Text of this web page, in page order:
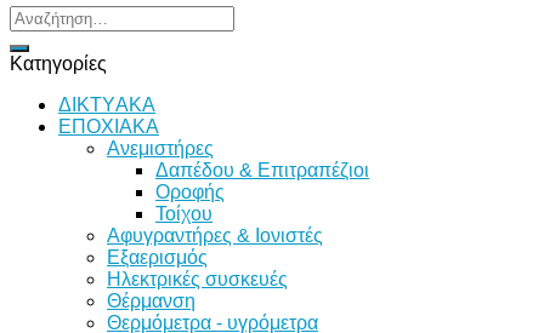
ΚΑΙ
ΚΟΝΤΡΟΛ
Φ122
DC
35W
ποσότητα
Αναζήτηση
για:
Κατηγορίες
ΔΙKTΥAKA
ΕΠΟΧΙΑΚΑ
Ανεμιστήρες
Δαπέδου & Επιτραπέζιοι
Οροφής
Τοίχου
Αφυγραντήρες & Ιονιστές
Εξαερισμός
Ηλεκτρικές συσκευές
Θέρμανση
Θερμόμετρα - υγρόμετρα